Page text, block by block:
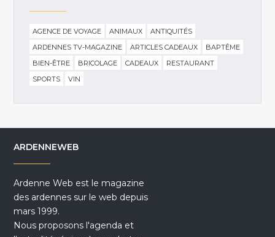
AGENCE DE VOYAGE ANIMAUX
ANTIQUITÉS
ARDENNES TV-MAGAZINE
ARTICLES CADEAUX
BAPTÊME
BIEN-ÊTRE
BRICOLAGE CADEAUX
RESTAURANT
SPORTS
VIN
ARDENNEWEB
Ardenne Web est le magazine
des ardennes sur le web depuis
mars 1999.
Nous proposons l'agenda et